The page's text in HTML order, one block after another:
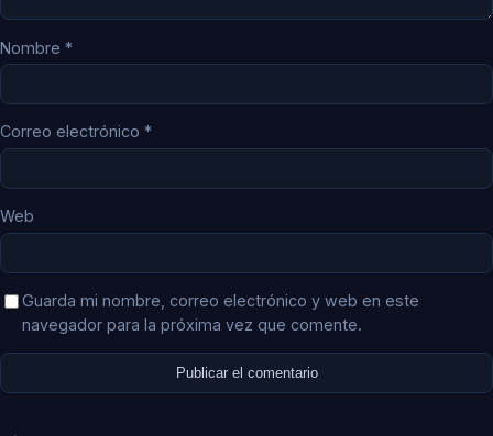
Nombre *
Correo electrónico *
Web
Guarda mi nombre, correo electrónico y web en este
navegador para la próxima vez que comente.